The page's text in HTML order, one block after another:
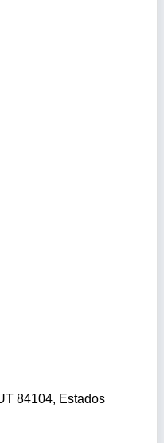
84104, Estados